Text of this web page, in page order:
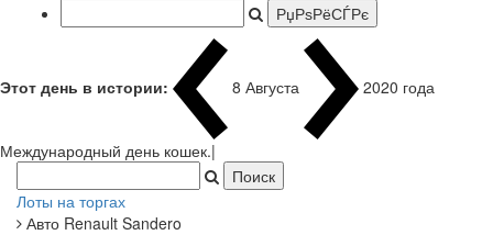
Этот день в истории: 8 Августа 2020 года
Международный день кошек.|
Лоты на торгах
Авто Renault Sandero